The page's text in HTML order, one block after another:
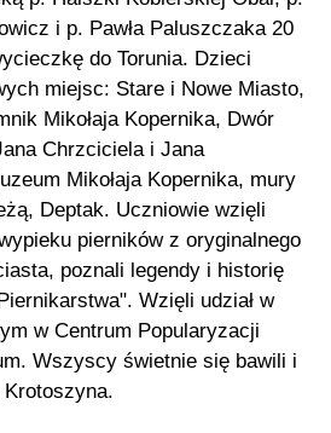
i p. Pawła Paluszczaka 20
do Torunia. Dzieci
miejsc: Stare i Nowe Miasto,
Mikołaja Kopernika, Dwór
Chrzciciela i Jana
Mikołaja Kopernika, mury
Deptak. Uczniowie wzięli
pierników z oryginalnego
poznali legendy i historię
Wzięli udział w
w Centrum Popularyzacji
Wszyscy świetnie się bawili i